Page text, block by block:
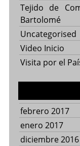
Tejido de
Bartolomé
Uncategorised
Video Inicio
Visita por el
febrero 2017
enero 2017
diciembre 2016